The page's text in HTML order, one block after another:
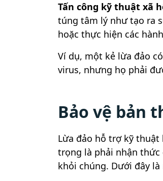
Tấn công kỹ thuật xã
túng tâm lý như tạo ra
hoặc thực hiện các
Ví dụ, một kẻ lừa đảo
virus, nhưng họ phải
Bảo vệ bản
Lừa đảo hỗ trợ kỹ
trọng là phải nhận thức
khỏi chúng. Dưới đây